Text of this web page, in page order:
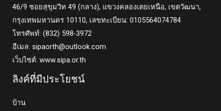
46/9 ซอยสุขุมวิท 49 (กลาง), แขวงคลองเตยเหนือ, เขตวัฒนา,
กรุงเทพมหานคร 10110, เลขทะเบียน: 0105564074784
โทรศัพท์: (832) 598-3972
อีเมล: sipaorth@outlook.com
เว็บไซต์: www.sipa.or.th
ลิงค์ที่มีประโยชน์
บ้าน